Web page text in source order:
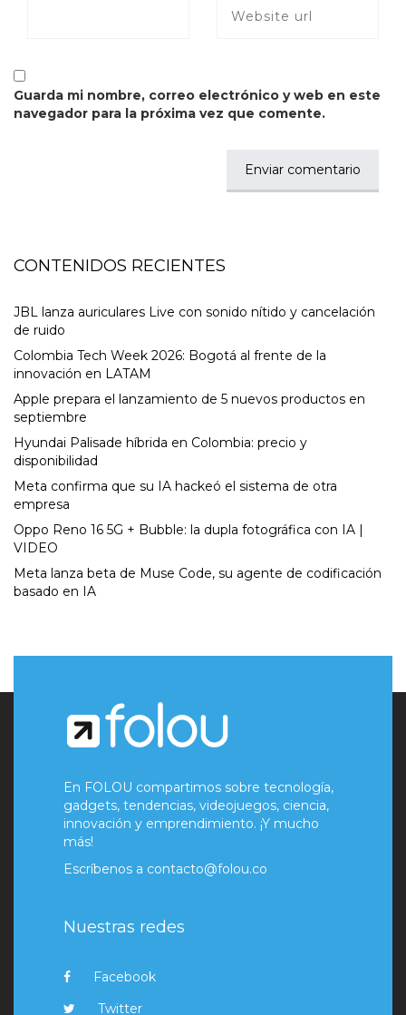
Guarda mi nombre, correo electrónico y web en este
navegador para la próxima vez que comente.
CONTENIDOS RECIENTES
JBL lanza auriculares Live con sonido nítido y cancelación
de ruido
Colombia Tech Week 2026: Bogotá al frente de la
innovación en LATAM
Apple prepara el lanzamiento de 5 nuevos productos en
septiembre
Hyundai Palisade híbrida en Colombia: precio y
disponibilidad
Meta confirma que su IA hackeó el sistema de otra
empresa
Oppo Reno 16 5G + Bubble: la dupla fotográfica con IA |
VIDEO
Meta lanza beta de Muse Code, su agente de codificación
basado en IA
En FOLOU compartimos sobre tecnología,
gadgets, tendencias, videojuegos, ciencia,
innovación y emprendimiento. ¡Y mucho
más!
Escríbenos a contacto@folou.co
Nuestras redes
Facebook
Twitter